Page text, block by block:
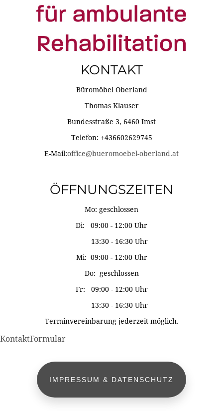
KONTAKT
Büromöbel Oberland
Thomas Klauser
Bundesstraße 3, 6460 Imst
Telefon: +436602629745
E-Mail:office@bueromoebel-oberland.at
ÖFFNUNGSZEITEN
Mo: geschlossen
Di: 09:00 - 12:00 Uhr
13:30 - 16:30 Uhr
Mi: 09:00 - 12:00 Uhr
Do: geschlossen
Fr: 09:00 - 12:00 Uhr
13:30 - 16:30 Uhr
Terminvereinbarung jederzeit möglich.
KontaktFormular
IMPRESSUM & DATENSCHUTZ